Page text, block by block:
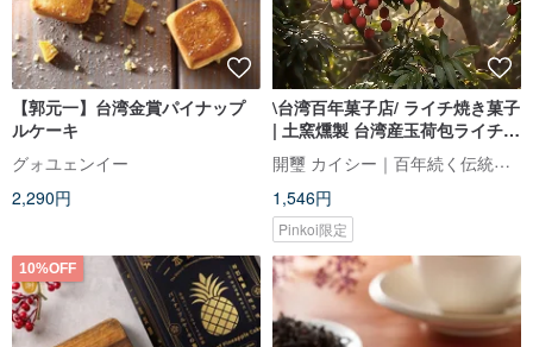
【郭元一】台湾金賞パイナップ
ルケーキ
グォユェンイー
2,290円
\台湾百年菓子店/ ライチ焼き菓子
| 土窯燻製 台湾産玉荷包ライチ使
用 | ギフトボックス個包装
開璽 カイシー｜百年続く伝統の婚礼菓子
1,546円
Pinkoi限定
10%OFF